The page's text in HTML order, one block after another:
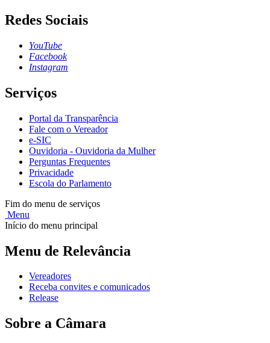
Redes Sociais
YouTube
Facebook
Instagram
Serviços
Portal da Transparência
Fale com o Vereador
e-SIC
Ouvidoria - Ouvidoria da Mulher
Perguntas Frequentes
Privacidade
Escola do Parlamento
Fim do menu de serviços
Menu
Início do menu principal
Menu de Relevância
Vereadores
Receba convites e comunicados
Release
Sobre a Câmara